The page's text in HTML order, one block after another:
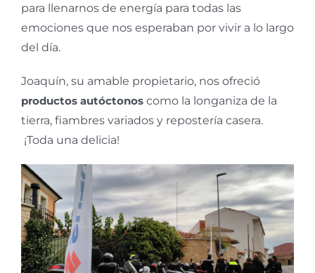
para llenarnos de energía para todas las
emociones que nos esperaban por vivir a lo largo
del día.
Joaquín, su amable propietario, nos ofreció
productos autóctonos como la longaniza de la
tierra, fiambres variados y repostería casera.
¡Toda una delicia!